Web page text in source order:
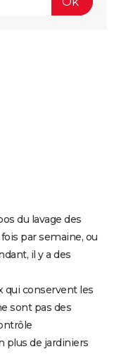
du lavage des
par semaine, ou
il y a des
qui conservent les
sont pas des
plus de jardiniers